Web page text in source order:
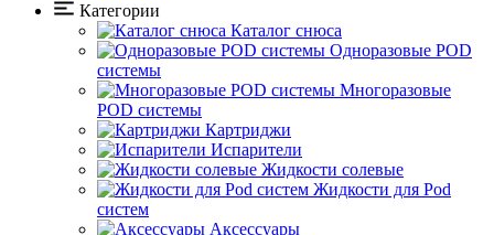
Категории
Каталог снюса
Одноразовые POD
системы
Многоразовые
POD системы
Картриджи
Испарители
Жидкости солевые
Жидкости для Pod
систем
Аксессуары